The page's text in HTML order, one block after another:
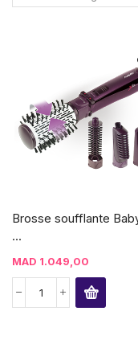
Brosse soufflante
...
MAD 1.049,00